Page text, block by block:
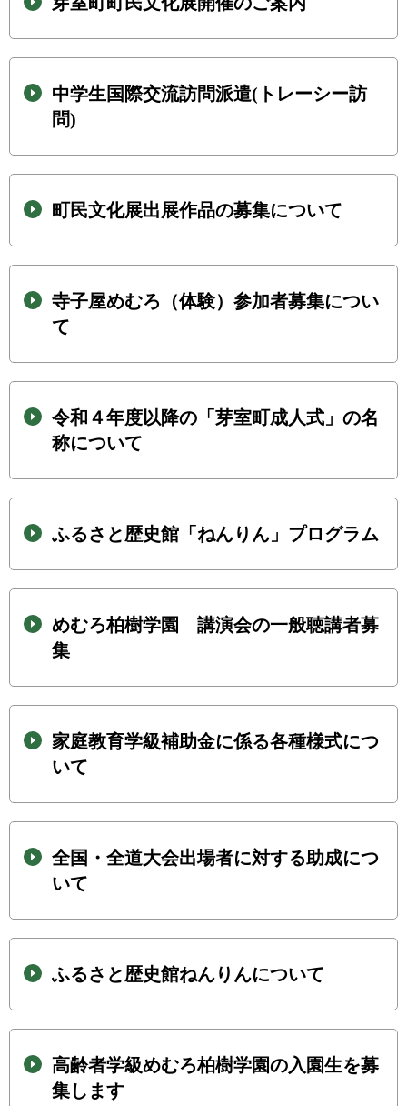
中学生国際交流訪問派遣(トレーシー訪
問)
町民文化展­出展作品の­募集につい­て
寺子屋めむろ（体験）参加者募集につい
て
令和４年度以降の「芽室町成人式」の名
称について
ふるさと歴史館「ねんりん」プログラム
めむろ柏樹学園 講演会の一般聴講者募
集
家庭教育学級補助金に係る各種様式につ
いて
全国・全道大会出場者に対する助成につ
いて
ふるさと歴史館ねんりんについて
高齢者学級めむろ柏樹学園の入園生を募
集します